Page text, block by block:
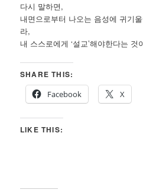
다시 말하면,
내면으로부터 나오는 음성에 귀기
라,
내 스스로에게 ‘설교’해야한다는 것
SHARE THIS:
Facebook
X
LIKE THIS: